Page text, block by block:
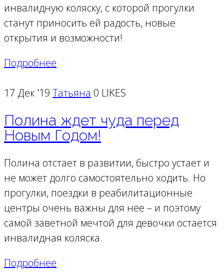
инвалидную коляску, с которой прогулки
станут приносить ей радость, новые
открытия и возможности!
Подробнее
17 Дек '19 Татьяна 0 LIKES
Полина ждет чуда перед
Новым Годом!
Полина отстает в развитии, быстро устает и
не может долго самостоятельно ходить. Но
прогулки, поездки в реабилитационные
центры очень важны для нее – и поэтому
самой заветной мечтой для девочки остается
инвалидная коляска.
Подробнее